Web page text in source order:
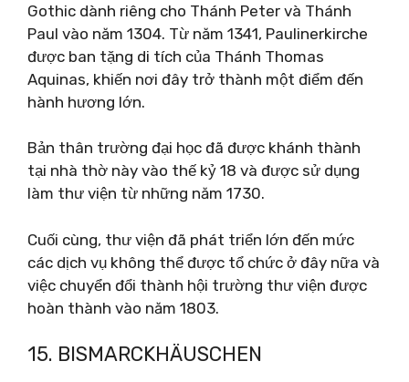
Gothic dành riêng cho Thánh Peter và Thánh
Paul vào năm 1304. Từ năm 1341, Paulinerkirche
được ban tặng di tích của Thánh Thomas
Aquinas, khiến nơi đây trở thành một điểm đến
hành hương lớn.
Bản thân trường đại học đã được khánh thành
tại nhà thờ này vào thế kỷ 18 và được sử dụng
làm thư viện từ những năm 1730.
Cuối cùng, thư viện đã phát triển lớn đến mức
các dịch vụ không thể được tổ chức ở đây nữa và
việc chuyển đổi thành hội trường thư viện được
hoàn thành vào năm 1803.
15. BISMARCKHÄUSCHEN